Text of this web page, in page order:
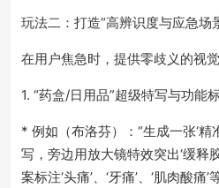
玩法二：打造“高辨识度与应急场
在用户焦急时，提供零歧义的视
1. “药盒/日用品”超级特写与功能
* 例如（布洛芬）：“生成一张‘精
写，旁边用放大镜特效突出‘缓释
案标注‘头痛’、‘牙痛’、‘肌肉酸